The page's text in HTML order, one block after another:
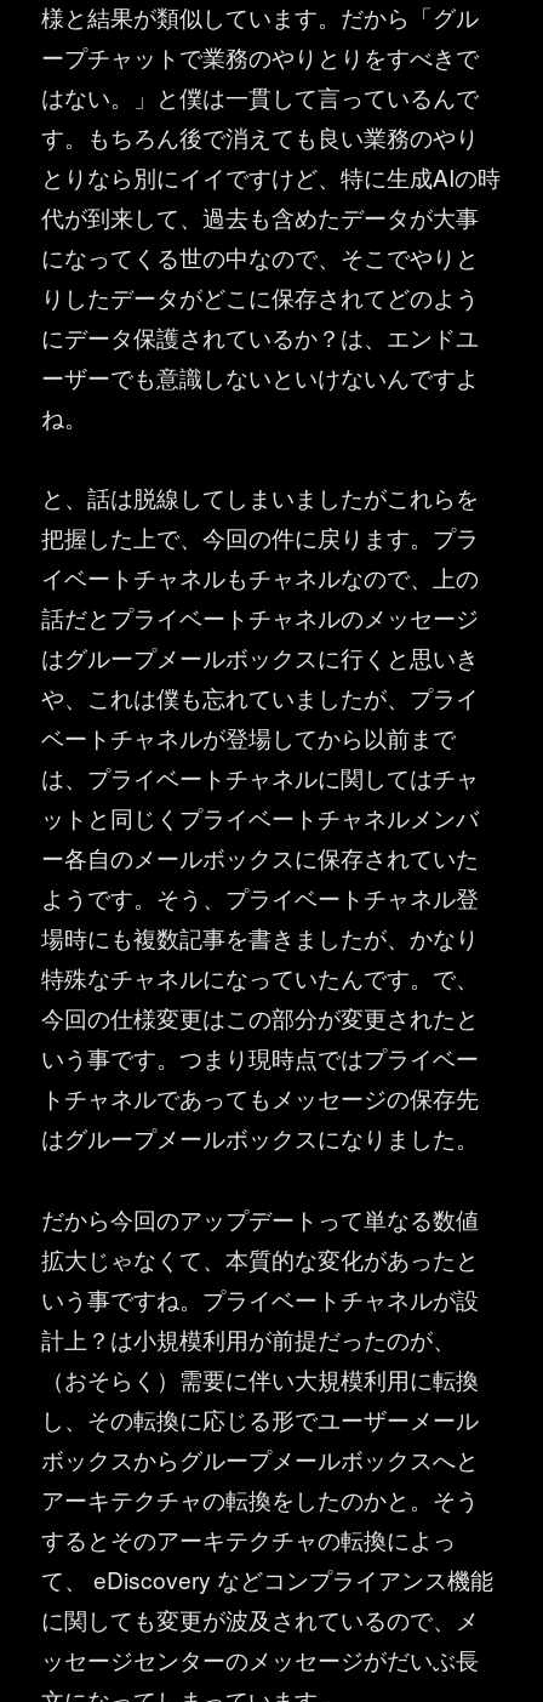
様と結果が類似しています。だから「グル
ープチャットで業務のやりとりをすべきで
はない。」と僕は一貫して言っているんで
す。もちろん後で消えても良い業務のやり
とりなら別にイイですけど、特に生成AIの時
代が到来して、過去も含めたデータが大事
になってくる世の中なので、そこでやりと
りしたデータがどこに保存されてどのよう
にデータ保護されているか？は、エンドユ
ーザーでも意識しないといけないんですよ
ね。
と、話は脱線してしまいましたがこれらを
把握した上で、今回の件に戻ります。プラ
イベートチャネルもチャネルなので、上の
話だとプライベートチャネルのメッセージ
はグループメールボックスに行くと思いき
や、これは僕も忘れていましたが、プライ
ベートチャネルが登場してから以前まで
は、プライベートチャネルに関してはチャ
ットと同じくプライベートチャネルメンバ
ー各自のメールボックスに保存されていた
ようです。そう、プライベートチャネル登
場時にも複数記事を書きましたが、かなり
特殊なチャネルになっていたんです。で、
今回の仕様変更はこの部分が変更されたと
いう事です。つまり現時点ではプライベー
トチャネルであってもメッセージの保存先
はグループメールボックスになりました。
だから今回のアップデートって単なる数値
拡大じゃなくて、本質的な変化があったと
いう事ですね。プライベートチャネルが設
計上？は小規模利用が前提だったのが、
（おそらく）需要に伴い大規模利用に転換
し、その転換に応じる形でユーザーメール
ボックスからグループメールボックスへと
アーキテクチャの転換をしたのかと。そう
するとそのアーキテクチャの転換によっ
て、 eDiscovery などコンプライアンス機能
に関しても変更が波及されているので、メ
ッセージセンターのメッセージがだいぶ長